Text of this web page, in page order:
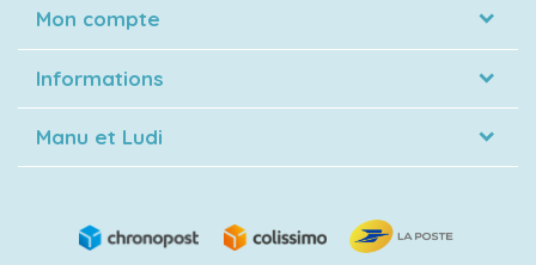
Mon compte
Informations
Manu et Ludi